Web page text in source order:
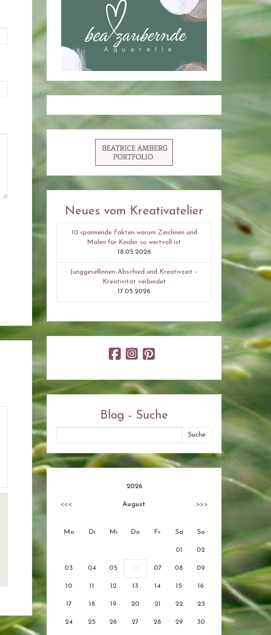
Neues vom Kreativatelier
10 spannende Fakten warum Zeichnen und
Malen für Kinder so wertvoll ist
18.05.2026
Junggesellinnen-Abschied und Kreativzeit –
Kreativität verbindet
17.05.2026
Blog - Suche
2026
<<< August >>>
Mo Di Mi Do Fr Sa So
01 02
03 04 05 06 07 08 09
10 11 12 13 14 15 16
17 18 19 20 21 22 23
24 25 26 27 28 29 30